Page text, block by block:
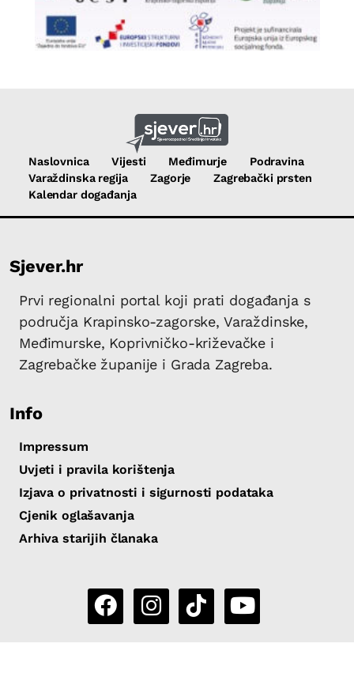
Naslovnica Vijesti Međimurje
Podravina
Varaždinska regija
Zagorje
Zagrebački prsten
Kalendar događanja
Sjever.hr
Prvi regionalni portal koji prati događanja s
područja Krapinsko-zagorske, Varaždinske,
Međimurske, Koprivničko-križevačke i
Zagrebačke županije i Grada Zagreba.
Info
Impressum
Uvjeti i pravila korištenja
Izjava o privatnosti i sigurnosti podataka
Cjenik oglašavanja
Arhiva starijih članaka